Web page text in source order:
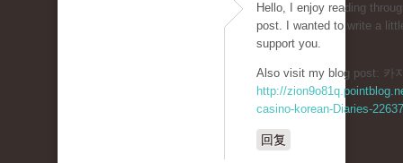
Hello, I enjoy reading
post. I wanted to write a
support you.
Also visit my blog post: 카
http://
casino-korean-Diaries-
回复